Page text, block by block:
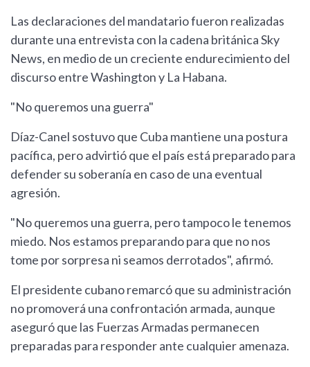
Las declaraciones del mandatario fueron realizadas
durante una entrevista con la cadena británica Sky
News, en medio de un creciente endurecimiento del
discurso entre Washington y La Habana.
"No queremos una guerra"
Díaz-Canel sostuvo que Cuba mantiene una postura
pacífica, pero advirtió que el país está preparado para
defender su soberanía en caso de una eventual
agresión.
"No queremos una guerra, pero tampoco le tenemos
miedo. Nos estamos preparando para que no nos
tome por sorpresa ni seamos derrotados", afirmó.
El presidente cubano remarcó que su administración
no promoverá una confrontación armada, aunque
aseguró que las Fuerzas Armadas permanecen
preparadas para responder ante cualquier amenaza.